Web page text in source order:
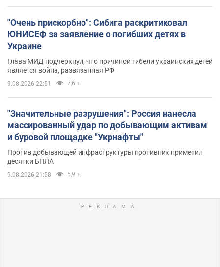
"Очень прискорбно": Сибига раскритиковал
ЮНИСЕФ за заявление о погибших детях в
Украине
Глава МИД подчеркнул, что причиной гибели украинских детей
является война, развязанная РФ
9.08.2026 22:51 7,6 т.
"Значительные разрушения": Россия нанесла
массированный удар по добывающим активам
и буровой площадке "Укрнафты"
Против добывающей инфраструктуры противник применил
десятки БПЛА
9.08.2026 21:58 5,9 т.